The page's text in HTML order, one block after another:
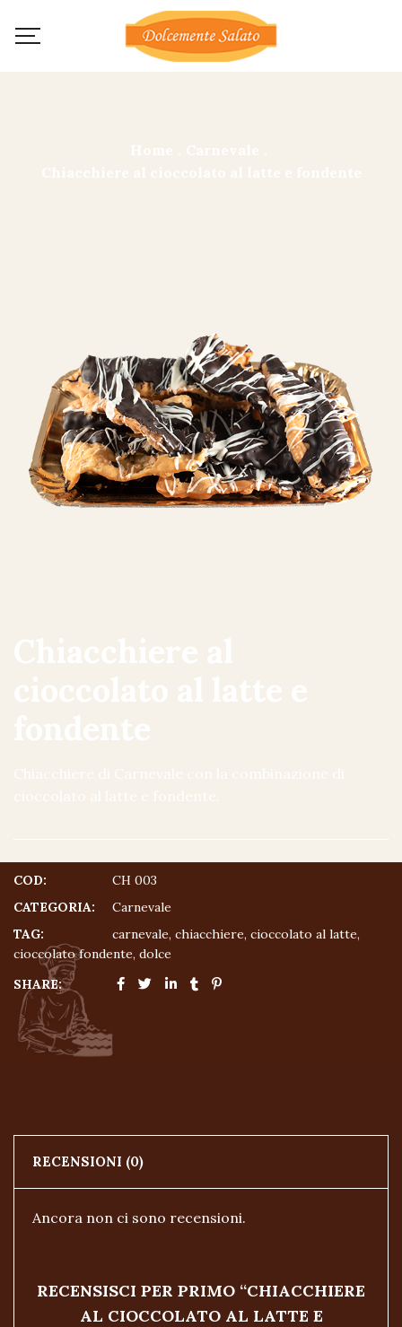
COD:
CH 003
CATEGORIA:
Carnevale
TAG:
carnevale, chiacchiere, cioccolato al latte,
cioccolato fondente, dolce
SHARE:
RECENSIONI (0)
Ancora non ci sono recensioni.
RECENSISCI PER PRIMO “CHIACCHIERE
AL CIOCCOLATO AL LATTE E